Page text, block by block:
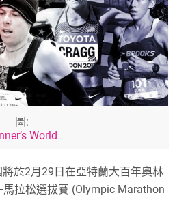
圖:
World
於2月29日在亞特蘭大百年奧林
拉松選拔賽 (Olympic Marathon